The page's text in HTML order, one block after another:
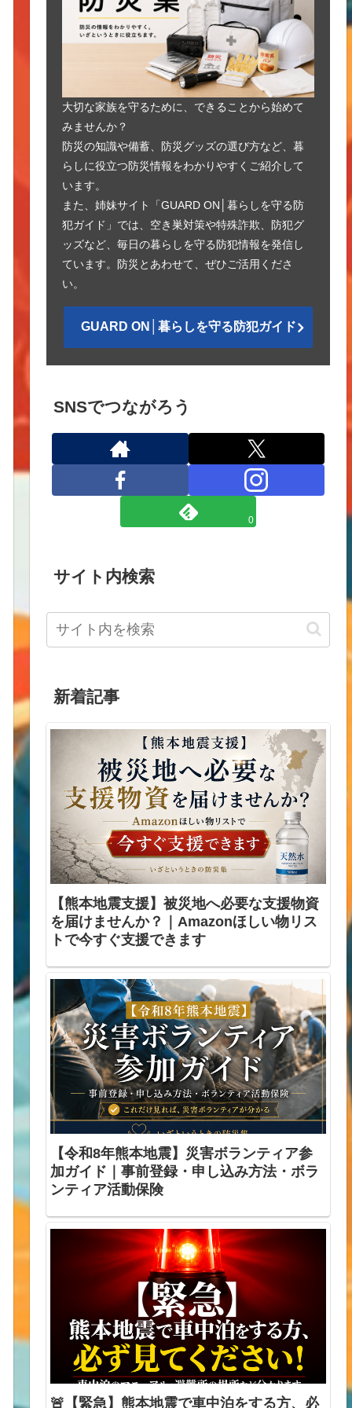
大切な家族を守るために、できることから始めて
みませんか？
防災の知識や備蓄、防災グッズの選び方など、暮
らしに役立つ防災情報をわかりやすくご紹介して
います。
また、姉妹サイト「GUARD ON│暮らしを守る防
犯ガイド」では、空き巣対策や特殊詐欺、防犯グ
ッズなど、毎日の暮らしを守る防犯情報を発信し
ています。防災とあわせて、ぜひご活用くださ
い。
GUARD ON│暮らしを守る防犯ガイド
SNSでつながろう
0
サイト内検索
新着記事
【熊本地震支援】被災地へ必要な支援物資
を届けませんか？｜Amazonほしい物リス
トで今すぐ支援できます
【令和8年熊本地震】災害ボランティア参
加ガイド｜事前登録・申し込み方法・ボラ
ンティア活動保険
🚨【緊急】熊本地震で車中泊をする方、必